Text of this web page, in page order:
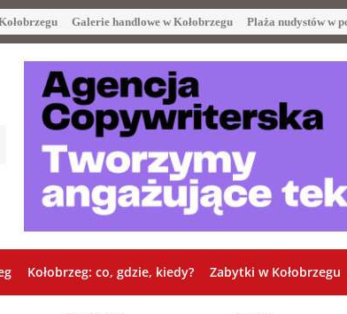
Galerie handlowe w Kołobrzegu Plaża nudystów w
Kołobrzeg: co, gdzie, kiedy? Zabytki w Kołobrzegu